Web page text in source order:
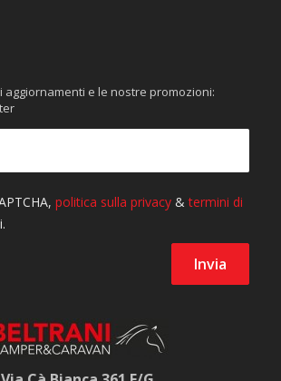
aggiornamenti e le nostre promozioni: